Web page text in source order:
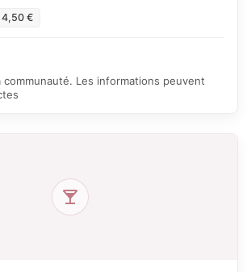
4,50 €
communauté. Les informations peuvent